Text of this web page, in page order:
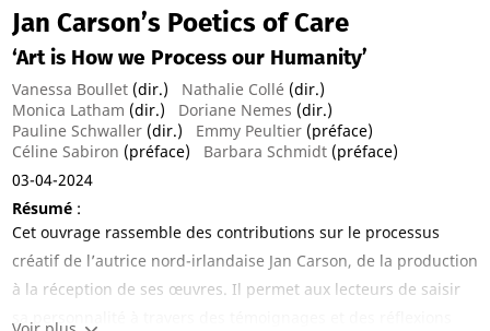
Jan Carson’s Poetics of Care
‘Art is How we Process our Humanity’
Vanessa Boullet (dir.) Nathalie Collé (dir.)
Monica Latham (dir.) Doriane Nemes (dir.)
Pauline Schwaller (dir.) Emmy Peultier (préface)
Céline Sabiron (préface) Barbara Schmidt (préface)
03-04-2024
Résumé:
Cet ouvrage rassemble des contributions sur le processus
créatif de l’autrice nord-irlandaise Jan Carson, de la production
à la réception de ses œuvres. Il permet aux lecteurs de saisir
sa personnalité à travers des témoignages et des réflexions